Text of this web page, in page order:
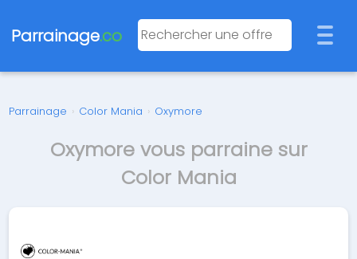
Parrainage.co
Parrainage › Color Mania › Oxymore
Oxymore vous parraine sur
Color Mania